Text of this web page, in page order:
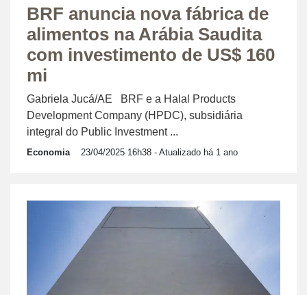
BRF anuncia nova fábrica de
alimentos na Arábia Saudita
com investimento de US$ 160
mi
Gabriela Jucá/AE BRF e a Halal Products
Development Company (HPDC), subsidiária
integral do Public Investment ...
Economia 23/04/2025 16h38 - Atualizado há 1 ano